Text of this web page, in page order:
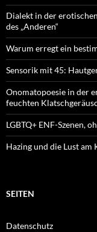
Dialekt in der
des „Anderen“
Warum erregt ein
Sensorik mit 45:
Onomatopoesie in der
feuchten
LGBTQ+ ENF-Szenen,
Hazing und die Lust
SEITEN
Datenschutz